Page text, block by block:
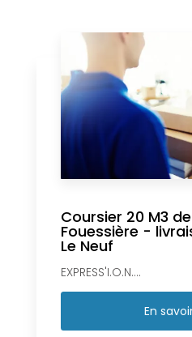
Coursier 20 M3
Fouessière -
Le Neuf
EXPRESS'I.O.N....
En